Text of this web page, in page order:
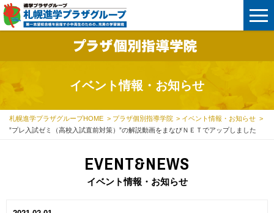
イベント情報・お知らせ
札幌進学プラザグループHOME プラザ個別指導学院
イベント情報・お知らせ
”プレ入試ゼミ（高校入試直前対策）”の解説動画をまなびＮＥＴでアップしました
EVENT&NEWS
イベント情報・お知らせ